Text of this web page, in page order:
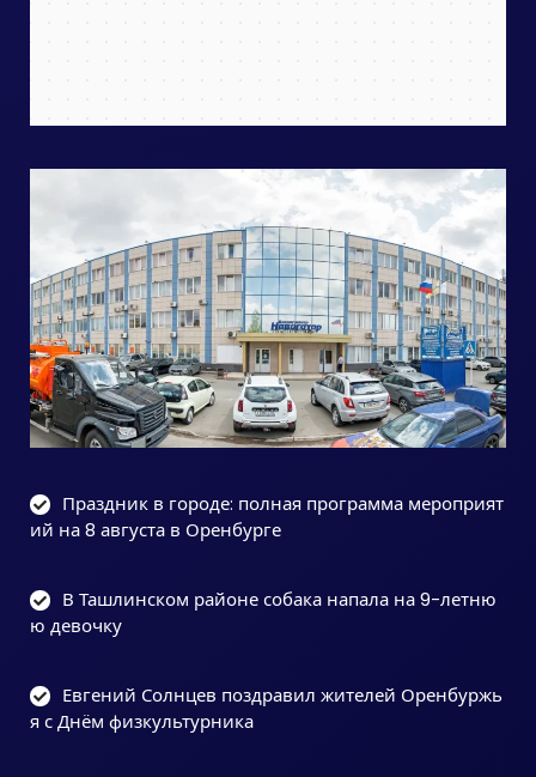
Праздник в городе: полная программа мероприят
ий на 8 августа в Оренбурге
В Ташлинском районе собака напала на 9-летню
ю девочку
Евгений Солнцев поздравил жителей Оренбуржь
я с Днём физкультурника